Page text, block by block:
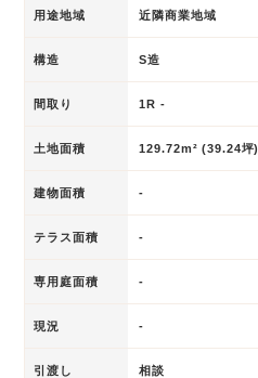
用途地域 近隣商業地域
構造 S造
間取り 1R -
土地面積 129.72m² (39.24坪)
建物面積 -
テラス面積 -
専用庭面積 -
現況 -
引渡し 相談